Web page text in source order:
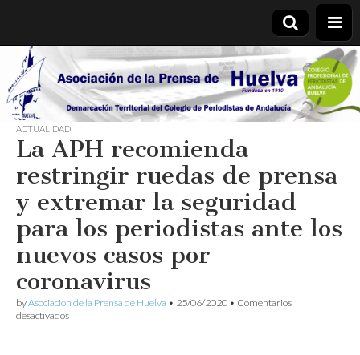
Asociación
de la
Prensa de
Huelva
ACTUALIDAD
La APH recomienda
restringir ruedas de prensa
y extremar la seguridad
para los periodistas ante los
nuevos casos por
coronavirus
byAsociacion de la Prensa de Huelva • 25/06/2020 • Comentarios
desactivadosen